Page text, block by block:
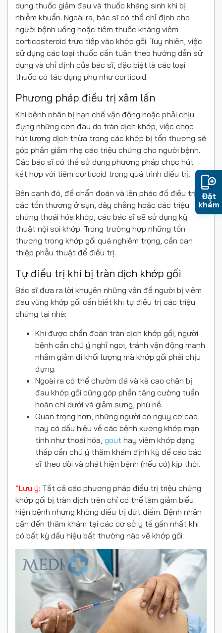
dụng thuốc giảm đau và thuốc kháng sinh khi bị
nhiễm khuẩn. Ngoài ra, bác sĩ có thể chỉ định cho
người bệnh uống hoặc tiêm thuốc kháng viêm
corticosteroid trực tiếp vào khớp gối. Tuy nhiên, việc
sử dụng các loại thuốc cần tuân theo hướng dẫn sử
dụng và chỉ định của bác sĩ, đặc biệt là các loại
thuốc có tác dụng phụ như corticoid.
Phương pháp điều trị xâm lấn
Khi bệnh nhân bị hạn chế vận động hoặc phải chịu
đựng những cơn đau do tràn dịch khớp, việc chọc
hút lượng dịch thừa trong các khớp bị tổn thương sẽ
góp phần giảm nhẹ các triệu chứng cho người bệnh.
Các bác sĩ có thể sử dụng phương pháp chọc hút
kết hợp với tiêm corticoid trong quá trình điều trị.
Bên cạnh đó, để chẩn đoán và lên phác đồ điều trị
các tổn thương ở sụn, dây chằng hoặc các triệu
chứng thoái hóa khớp, các bác sĩ sẽ sử dụng kỹ
thuật nội soi khớp. Trong trường hợp những tổn
thương trong khớp gối quá nghiêm trọng, cần can
thiệp phẫu thuật để điều trị.
Tự điều trị khi bị tràn dịch khớp gối
Bác sĩ đưa ra lời khuyên những vấn đề người bị viêm
đau vùng khớp gối cần biết khi tự điều trị các triệu
chứng tại nhà:
Khi được chẩn đoán tràn dịch khớp gối, người
bệnh cần chú ý nghỉ ngơi, tránh vận động mạnh
nhằm giảm đi khối lượng mà khớp gối phải chịu
đựng.
Ngoài ra có thể chườm đá và kê cao chân bị
đau khớp gối cũng góp phần tăng cường tuần
hoàn chi dưới và giảm sưng, phù nề.
Quan trọng hơn, những người có nguy cơ cao
hay có dấu hiệu về các bệnh xương khớp mạn
tính như thoái hóa, gout hay viêm khớp dạng
thấp cần chú ý thăm khám định kỳ để các bác
sĩ theo dõi và phát hiện bệnh (nếu có) kịp thời.
*Lưu ý: Tất cả các phương pháp điều trị triệu chứng
khớp gối bị tràn dịch trên chỉ có thể làm giảm biểu
hiện bệnh nhưng không điều trị dứt điểm. Bệnh nhân
cần đến thăm khám tại các cơ sở y tế gần nhất khi
có bất kỳ dấu hiệu bất thường nào về khớp gối.
Đặt
khám